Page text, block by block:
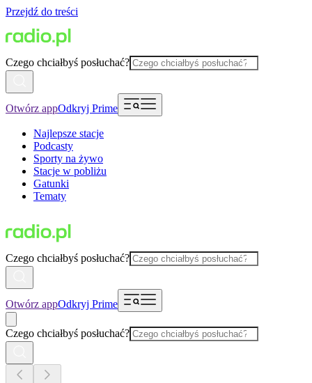
Przejdź do treści
Czego chciałbyś posłuchać?
Otwórz appOdkryj Prime
Najlepsze stacje
Podcasty
Sporty na żywo
Stacje w pobliżu
Gatunki
Tematy
Czego chciałbyś posłuchać?
Otwórz appOdkryj Prime
Czego chciałbyś posłuchać?